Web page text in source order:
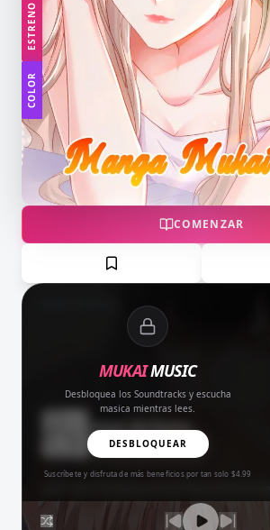
ESTRENO
COLOR
COMENZAR
MUKAIMUSIC
Desbloquea los Soundtracks y escucha
masica mientras lees.
DESBLOQUEAR
Suscríbete y disfruta de más beneficios por tan solo $4.99
Amor del Bueno
BALADA